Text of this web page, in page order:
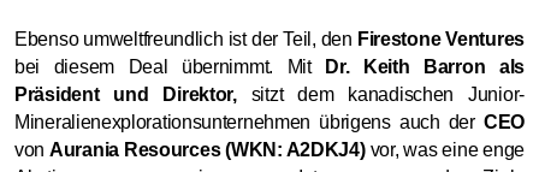
Ebenso umweltfreundlich ist der Teil, den Firestone Ventures
bei diesem Deal übernimmt. Mit
Dr. Keith Barron als
Präsident und Direktor,sitzt dem kanadischen Junior-
Mineralienexplorationsunternehmen übrigens auch der CEO
vonAurania Resources (WKN: A2DKJ4)vor, was eine enge